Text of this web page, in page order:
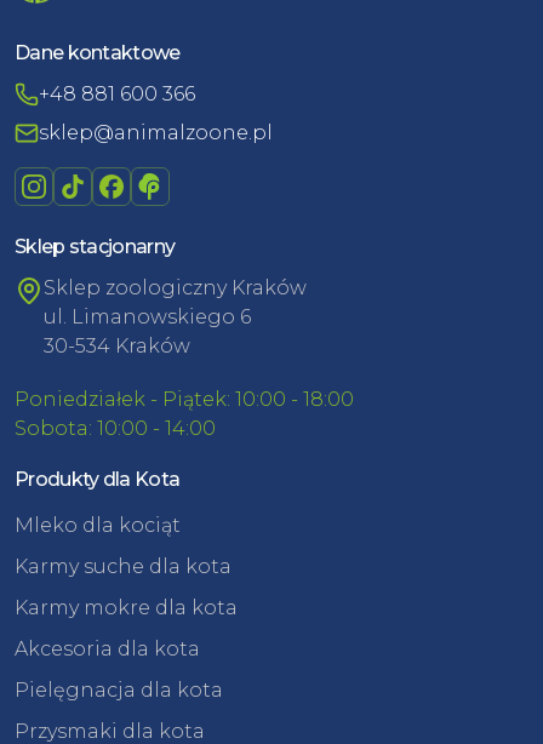
Dane kontaktowe
+48 881 600 366
sklep@animalzoone.pl
Sklep stacjonarny
Sklep zoologiczny Kraków
ul. Limanowskiego 6
30-534 Kraków
Poniedziałek - Piątek: 10:00 - 18:00
Sobota: 10:00 - 14:00
Produkty dla Kota
Mleko dla kociąt
Karmy suche dla kota
Karmy mokre dla kota
Akcesoria dla kota
Pielęgnacja dla kota
Przysmaki dla kota